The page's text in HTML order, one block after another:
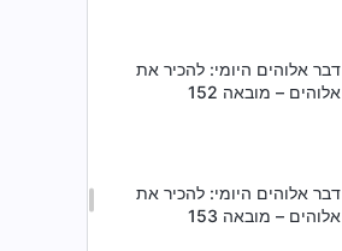
דבר אלוהים היומי: להכיר את
אלוהים – מובאה 152
דבר אלוהים היומי: להכיר את
אלוהים – מובאה 153